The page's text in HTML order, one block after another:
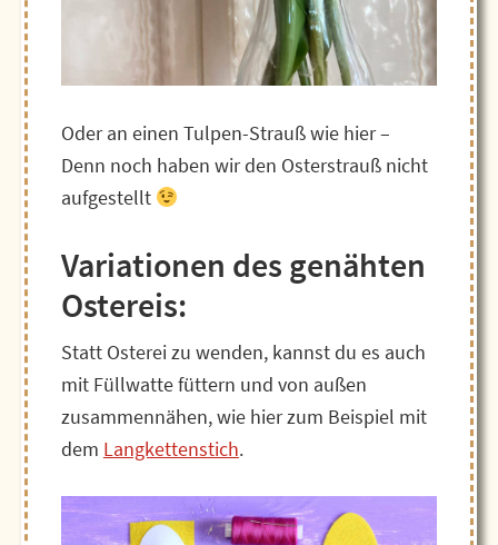
Oder an einen Tulpen-Strauß wie hier –
Denn noch haben wir den Osterstrauß nicht
aufgestellt
Variationen des genähten
Ostereis:
Statt Osterei zu wenden, kannst du es auch
mit Füllwatte füttern und von außen
zusammennähen, wie hier zum Beispiel mit
dem Langkettenstich.